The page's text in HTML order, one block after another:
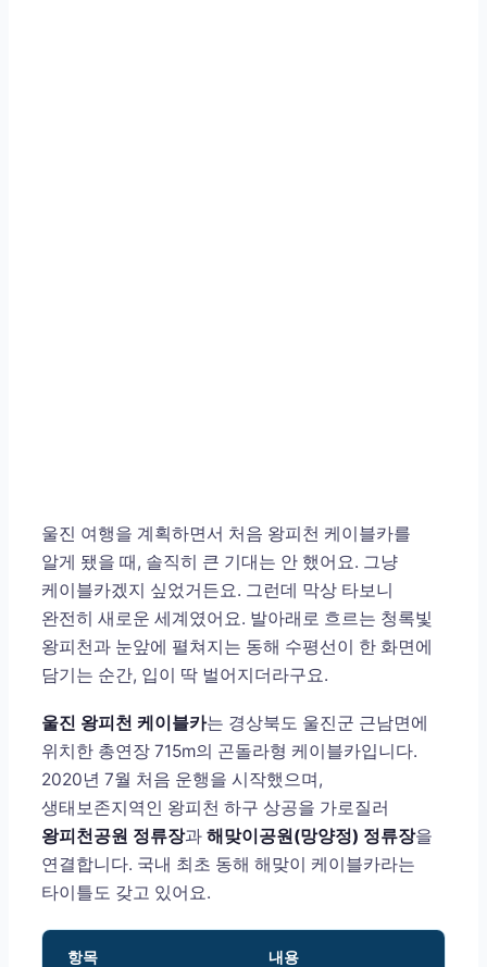
울진 여행을 계획하면서 처음 왕피천 케이블카를
알게 됐을 때, 솔직히 큰 기대는 안 했어요. 그냥
케이블카겠지 싶었거든요. 그런데 막상 타보니
완전히 새로운 세계였어요. 발아래로 흐르는 청록빛
왕피천과 눈앞에 펼쳐지는 동해 수평선이 한 화면에
담기는 순간, 입이 딱 벌어지더라구요.
울진 왕피천 케이블카는 경상북도 울진군 근남면에
위치한 총연장 715m의 곤돌라형 케이블카입니다.
2020년 7월 처음 운행을 시작했으며,
생태보존지역인 왕피천 하구 상공을 가로질러
왕피천공원 정류장과 해맞이공원(망양정) 정류장을
연결합니다. 국내 최초 동해 해맞이 케이블카라는
타이틀도 갖고 있어요.
항목 내용